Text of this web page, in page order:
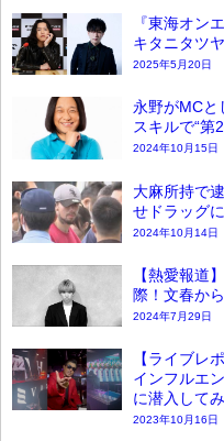
『東海オン
キタニタツ
2025年5月20日
永野がMCと
スキルで“第
2024年10月15日
大麻所持で
せドラッグ
2024年10月14日
【熱愛報道
際！文春か
2024年7月29日
【ライブレ
インフルエ
に潜入してみ
2023年10月16日